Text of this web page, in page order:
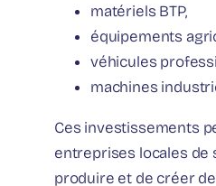
matériels BTP,
équipements
véhicules
machines
Ces investissements
entreprises locales de
produire et de créer de